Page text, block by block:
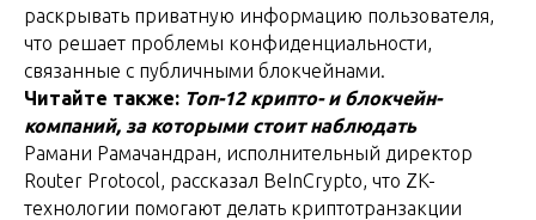
раскрывать приватную информацию пользователя,
что решает проблемы конфиденциальности,
связанные с публичными блокчейнами.
Читайте также: Топ-12 крипто- и блокчейн-
компаний, за которыми стоит наблюдать
Рамани Рамачандран, исполнительный директор
Router Protocol, рассказал BeInCrypto, что ZK-
технологии помогают делать криптотранзакции